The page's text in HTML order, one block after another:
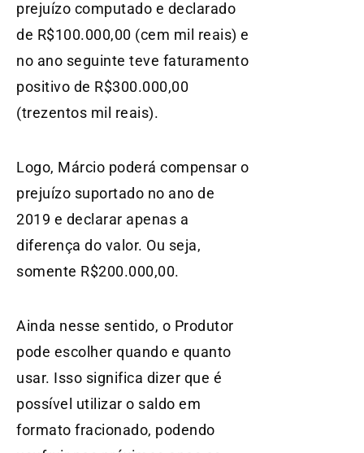
prejuízo computado e declarado
de R$100.000,00 (cem mil reais) e
no ano seguinte teve faturamento
positivo de R$300.000,00
(trezentos mil reais).
Logo, Márcio poderá compensar o
prejuízo suportado no ano de
2019 e declarar apenas a
diferença do valor. Ou seja,
somente R$200.000,00.
Ainda nesse sentido, o Produtor
pode escolher quando e quanto
usar. Isso significa dizer que é
possível utilizar o saldo em
formato fracionado, podendo